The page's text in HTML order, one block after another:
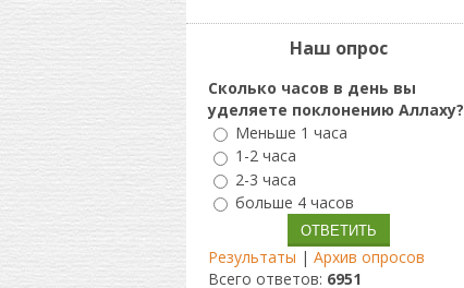
Наш опрос
Сколько часов в день вы
уделяете поклонению Аллаху?
Меньше 1 часа
1-2 часа
2-3 часа
больше 4 часов
Результаты | Архив опросов
Всего ответов: 6951